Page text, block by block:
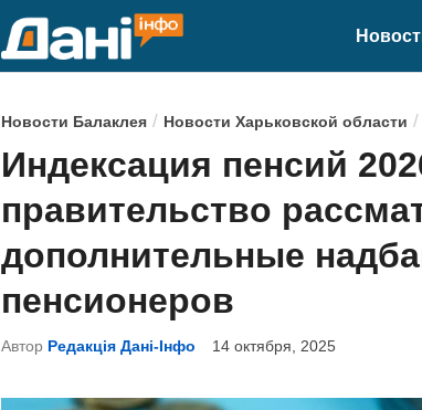
О
п
у
б
л
и
о
а
Новости Балаклея / Новости Харьковской области /
Индексация пенсий
правительство
дополнительные
пенсионеров
Автор Редакція Дані-Інфо 14 октября, 2025